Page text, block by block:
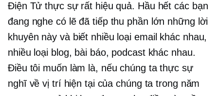
Điện Tử thực sự rất hiệu quả. Hầu hết các bạn
đang nghe có lẽ đã tiếp thu phần lớn những lời
khuyên này và biết nhiều loại email khác nhau,
nhiều loại blog, bài báo, podcast khác nhau.
Điều tôi muốn làm là, nếu chúng ta thực sự
nghĩ về vị trí hiện tại của chúng ta trong năm